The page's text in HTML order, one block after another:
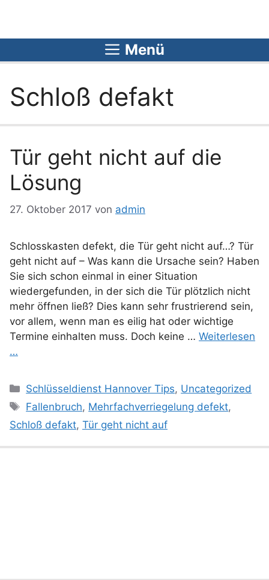
springen
Menü
Schloß defakt
Tür geht nicht auf die
Lösung
27. Oktober 2017 von admin
Schlosskasten defekt, die Tür geht nicht auf…? Tür
geht nicht auf – Was kann die Ursache sein? Haben
Sie sich schon einmal in einer Situation
wiedergefunden, in der sich die Tür plötzlich nicht
mehr öffnen ließ? Dies kann sehr frustrierend sein,
vor allem, wenn man es eilig hat oder wichtige
Termine einhalten muss. Doch keine … Weiterlesen
…
Kategorien
Schlüsseldienst Hannover Tips, Uncategorized
Schlagwörter
Fallenbruch, Mehrfachverriegelung defekt,
Schloß defakt, Tür geht nicht auf